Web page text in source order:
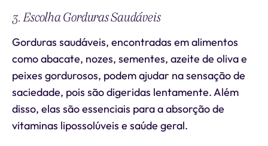
3. Escolha Gorduras Saudáveis
Gorduras saudáveis, encontradas em alimentos
como abacate, nozes, sementes, azeite de oliva e
peixes gordurosos, podem ajudar na sensação de
saciedade, pois são digeridas lentamente. Além
disso, elas são essenciais para a absorção de
vitaminas lipossolúveis e saúde geral.